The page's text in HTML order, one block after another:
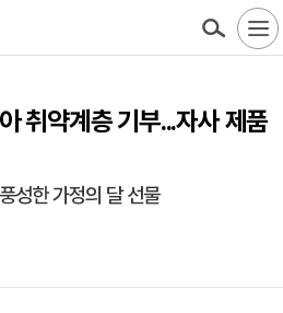
취약계층 기부...자사 제품
성한 가정의 달 선물